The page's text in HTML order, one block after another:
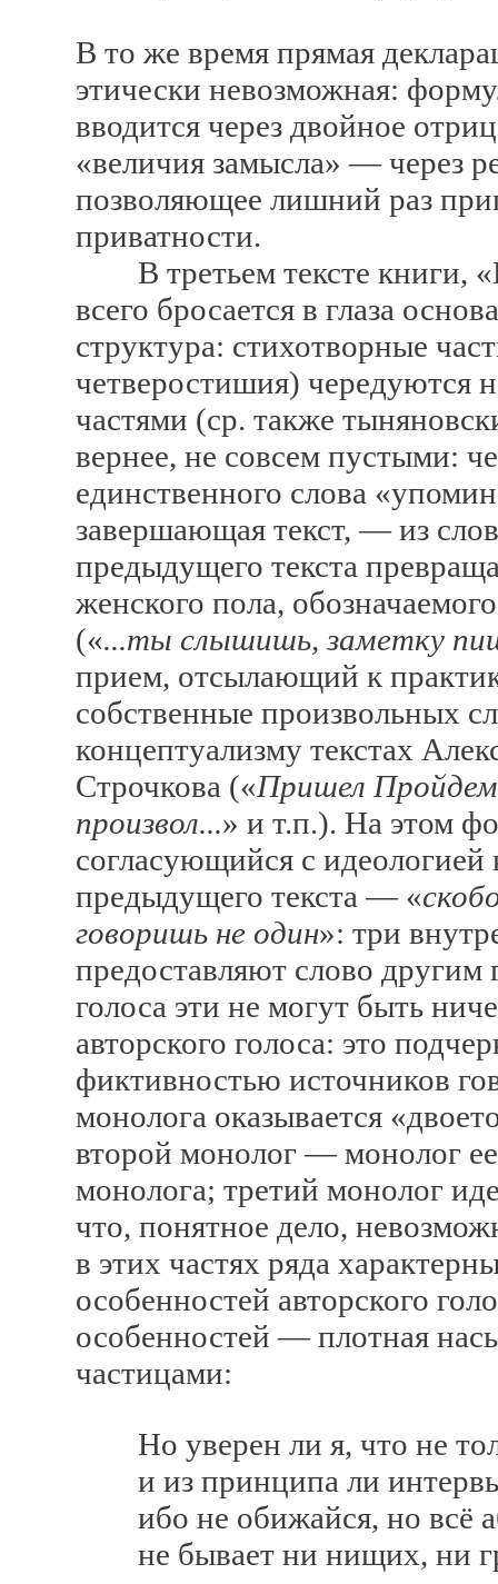
В то же время прямая
этически невозможная:
вводится через двойное
«величия замысла» — через
позволяющее лишний раз
приватности.
В третьем тексте книги,
всего бросается в глаза
структура: стихотворные
четверостишия) чередуются
частями (ср. также
вернее, не совсем пустыми:
единственного слова
завершающая текст, — из
предыдущего текста
женского пола,
(«...ты слышишь, заметку
прием, отсылающий к
собственные произвольных
концептуализму текстах
Строчкова («Пришел
произвол...» и т.п.). На этом
согласующийся с идеологией
предыдущего текста — «
говоришь не один»: три
предоставляют слово другим
голоса эти не могут быть
авторского голоса: это
фиктивностью источников
монолога оказывается
второй монолог — монолог
монолога; третий монолог
что, понятное дело,
в этих частях ряда
особенностей авторского
особенностей — плотная
частицами:
Но уверен ли я, что не
и из принципа ли
ибо не обижайся, но всё
не бывает ни нищих, ни